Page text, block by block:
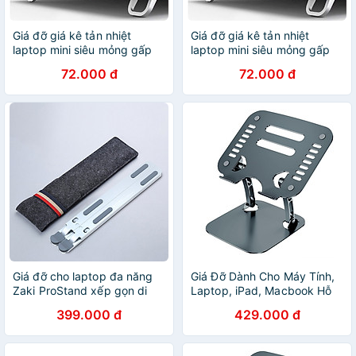
Giá đỡ giá kê tản nhiệt
laptop mini siêu mỏng gấp
chỉnh- Hàng chính hãng
72.000 đ
Giá đỡ giá kê tản nhiệt
laptop mini siêu mỏng gấp
chỉnh- Hàng chính hãng
72.000 đ
Giá đỡ cho laptop đa năng
Zaki ProStand xếp gọn di
399.000 đ
Giá Đỡ Dành Cho Máy Tính,
Laptop, iPad, Macbook Hỗ
Lưng Mỏi Cổ- Chất Liệu Hợp
Kim Nhôm Cao Cấp - Hàng
Chính Hãng
429.000 đ